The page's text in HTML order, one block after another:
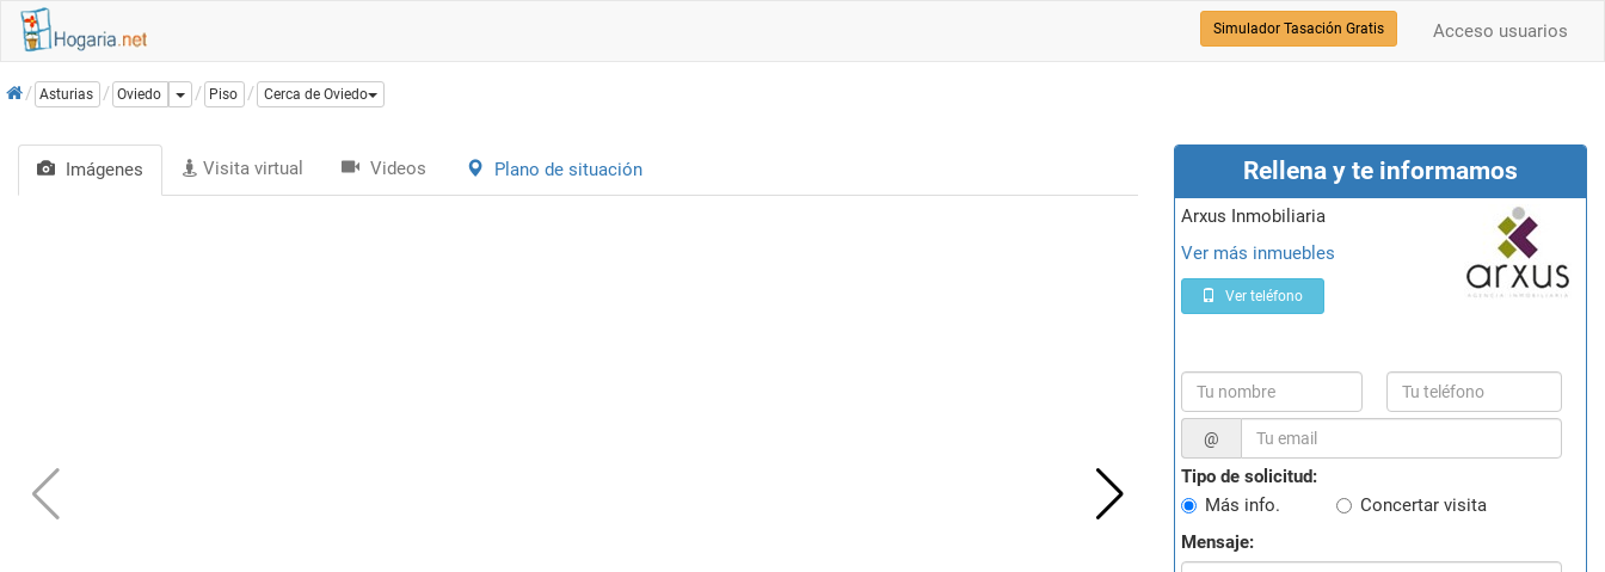
Acceso usuarios
Simulador Tasación Gratis
InicioAsturias Oviedo Dropdown
Piso Cerca de Oviedo
Imágenes Visita virtual Videos Plano de situación Rellena y te informamos
Arxus Inmobiliaria
Ver más inmuebles
Ver teléfono
@
Tipo de solicitud:
Más info.
Concertar visita
Mensaje: